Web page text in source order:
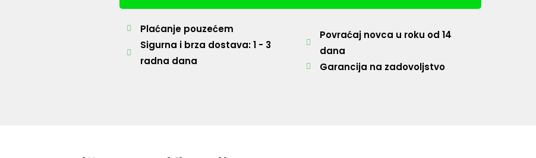
Plaćanje pouzećem
Sigurna i brza dostava: 1 - 3
radna dana
Povraćaj novca u roku od 14
dana
Garancija na zadovoljstvo